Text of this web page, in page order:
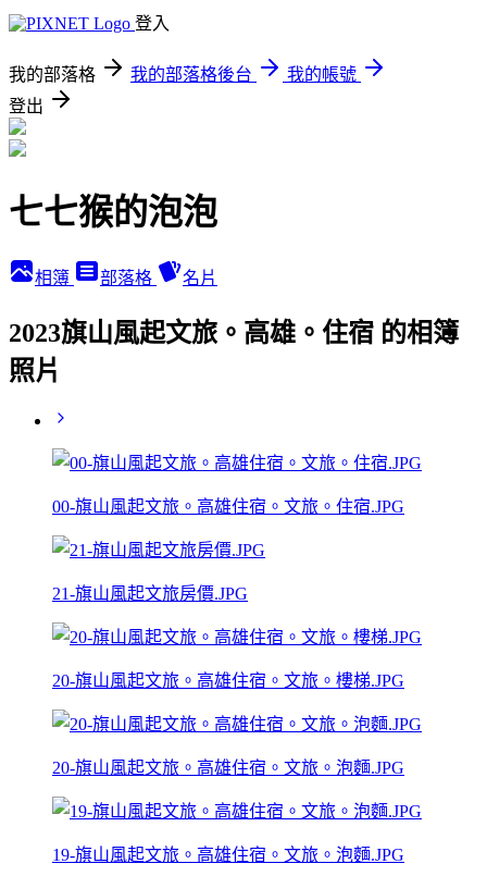
登入
我的部落格 我的部落格後台
我的帳號
登出
七七猴的泡泡
相簿 部落格 名片
2023旗山風起文旅。高雄。住宿 的相簿
照片
00-旗山風起文旅。高雄住宿。文旅。住宿.JPG
21-旗山風起文旅房價.JPG
20-旗山風起文旅。高雄住宿。文旅。樓梯.JPG
20-旗山風起文旅。高雄住宿。文旅。泡麵.JPG
19-旗山風起文旅。高雄住宿。文旅。泡麵.JPG